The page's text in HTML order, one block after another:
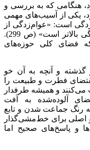
هنگامی که به بررسی و
یکی از آسیب‌های مهمی
است: «عوام‌زدگی از
سیل‌زدگی، زلزله‌زدگی، مار و عقرب‌زدگی بالاتر است» (ص 299).
فضای کلی حوزه‌های
و آنچه به آن خو
فطرت و طبیعت را
می‌کنند و همیشه طرفدار
آلوده‌شده به آفت
رنگ جماعت شدن و تابع
برای خط‌مشی‌گذار
و پاسخ‌های صحیح اما